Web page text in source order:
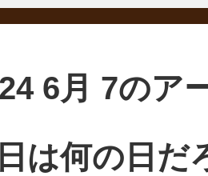
6月 7のア
は何の日だ